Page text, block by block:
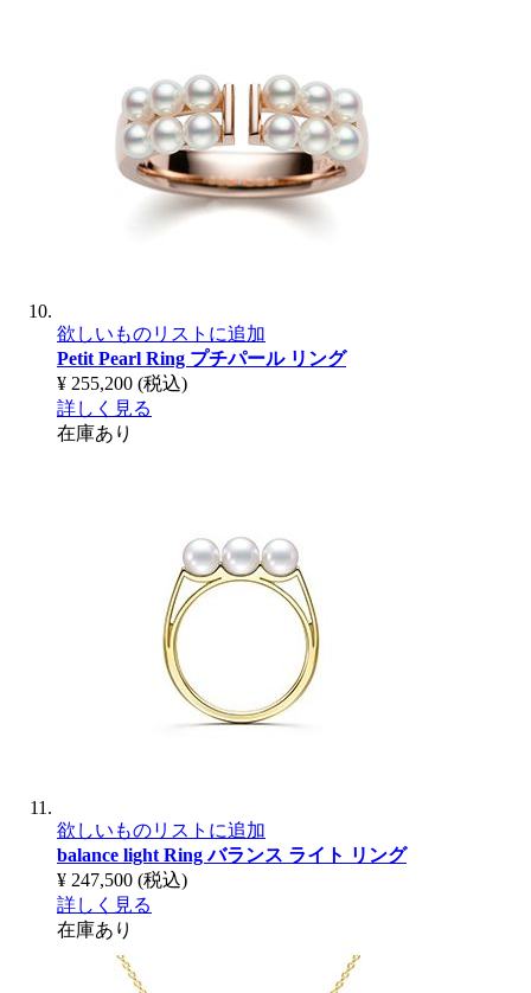
欲しいものリストに追加
Petit Pearl Ring プチパール リング
¥ 255,200 (税込)
詳しく見る
在庫あり
欲しいものリストに追加
balance light Ringバランス ライト リング
¥ 247,500 (税込)
詳しく見る
在庫あり